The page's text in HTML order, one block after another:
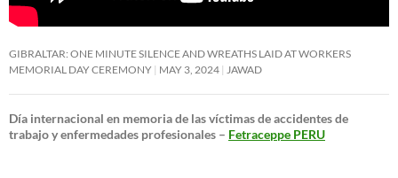
GIBRALTAR: ONE MINUTE SILENCE AND WREATHS LAID AT WORKERS
MEMORIAL DAY CEREMONY MAY 3, 2024 JAWAD
Día internacional en memoria de las víctimas de accidentes de
trabajo y enfermedades profesionales – Fetraceppe PERU